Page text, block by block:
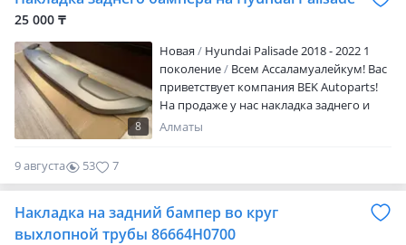
25 000 ₸
8
Новая
Hyundai Palisade 2018 - 2022 1
поколение
Всем Ассаламуалейкум! Вас
приветствует компания BEK Autoparts!
На продаже у нас накладка заднего и
переднего бампера на все модели Kia и
автомобиля по кузову и оптика и по
ходовой части (оригинал и дубликат) А
так же работаем на заказ! Можем
Алматы
9 августа 53 7
Накладка на задний бампер во круг
выхлопной трубы 86664H0700